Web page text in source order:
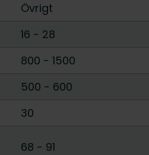
Övrigt
16 - 28
800 - 1500
500 - 600
30
68 - 91